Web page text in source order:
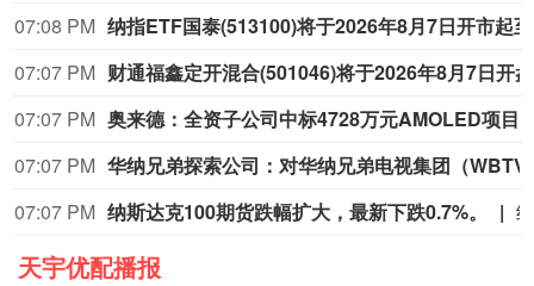
07:08 PM
07:07 PM
07:07 PM 奥来德：全资子公司中标4728万元AMOLED项目
07:07 PM
07:07 PM 纳斯达克100期货跌幅扩大，最新下跌0.7%。
天宇优配播报